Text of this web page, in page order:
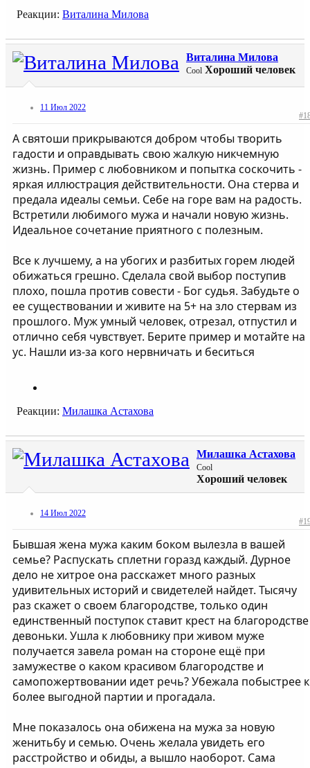
Реакции: Виталина Милова
Виталина Милова
Cool Хороший человек
11 Июл 2022
А святоши прикрываются добром чтобы творить
гадости и оправдывать свою жалкую никчемную
жизнь. Пример с любовником и попытка соскочить -
яркая иллюстрация действительности. Она стерва и
предала идеалы семьи. Себе на горе вам на радость.
Встретили любимого мужа и начали новую жизнь.
Идеальное сочетание приятного с полезным.
Все к лучшему, а на убогих и разбитых горем людей
обижаться грешно. Сделала свой выбор поступив
плохо, пошла против совести - Бог судья. Забудьте о
ее существовании и живите на 5+ на зло стервам из
прошлого. Муж умный человек, отрезал, отпустил и
отлично себя чувствует. Берите пример и мотайте на
ус. Нашли из-за кого нервничать и беситься
Реакции: Милашка Астахова
Милашка Астахова
Cool
Хороший человек
14 Июл 2022
Бывшая жена мужа каким боком вылезла в вашей
семье? Распускать сплетни горазд каждый. Дурное
дело не хитрое она расскажет много разных
удивительных историй и свидетелей найдет. Тысячу
раз скажет о своем благородстве, только один
единственный поступок ставит крест на благородстве
девоньки. Ушла к любовнику при живом муже
получается завела роман на стороне ещё при
замужестве о каком красивом благородстве и
самопожертвовании идет речь? Убежала побыстрее к
более выгодной партии и прогадала.
Мне показалось она обижена на мужа за новую
женитьбу и семью. Очень желала увидеть его
расстройство и обиды, а вышло наоборот. Сама